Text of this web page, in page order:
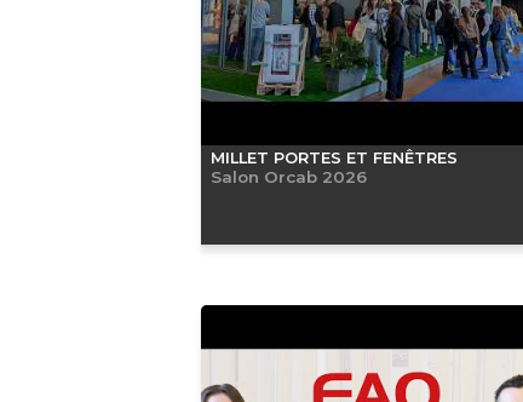
MILLET PORTES ET FENÊTRES
Salon Orcab 2026